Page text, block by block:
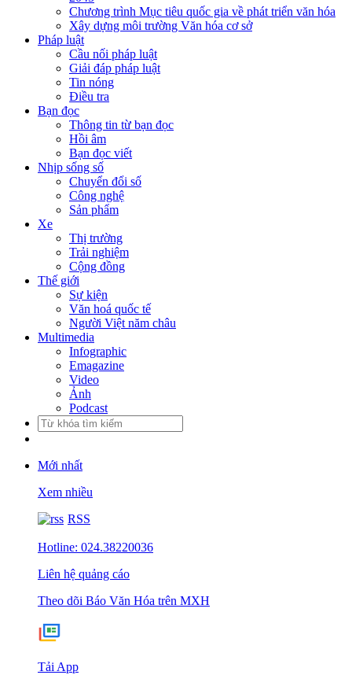
Chương trình Mục tiêu quốc gia về phát triển văn hóa
Xây dựng môi trường Văn hóa cơ sở
Pháp luật
Cầu nối pháp luật
Giải đáp pháp luật
Tin nóng
Điều tra
Bạn đọc
Thông tin từ bạn đọc
Hồi âm
Bạn đọc viết
Nhịp sống số
Chuyển đổi số
Công nghệ
Sản phẩm
Xe
Thị trường
Trải nghiệm
Cộng đồng
Thế giới
Sự kiện
Văn hoá quốc tế
Người Việt năm châu
Multimedia
Infographic
Emagazine
Video
Ảnh
Podcast
Mới nhất
Xem nhiều
RSS
Hotline: 024.38220036
Liên hệ quảng cáo
Theo dõi Báo Văn Hóa trên MXH
Tải App